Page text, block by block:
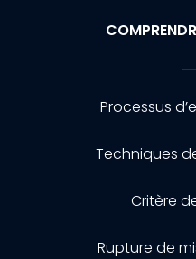
Processus
Techniques
Critère
Rupture de